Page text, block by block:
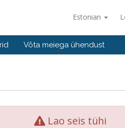
Estonian
Võta meiega ühendust
Lao seis tühi